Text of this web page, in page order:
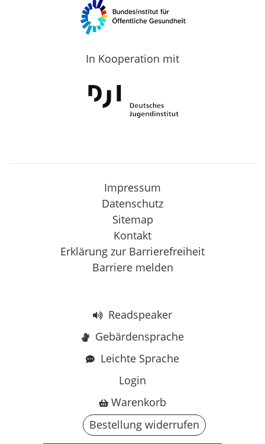
In Kooperation mit
Impressum
Datenschutz
Sitemap
Kontakt
Erklärung zur Barrierefreiheit
Barriere melden
Readspeaker
Gebärdensprache
Leichte Sprache
Login
Warenkorb
Bestellung widerrufen